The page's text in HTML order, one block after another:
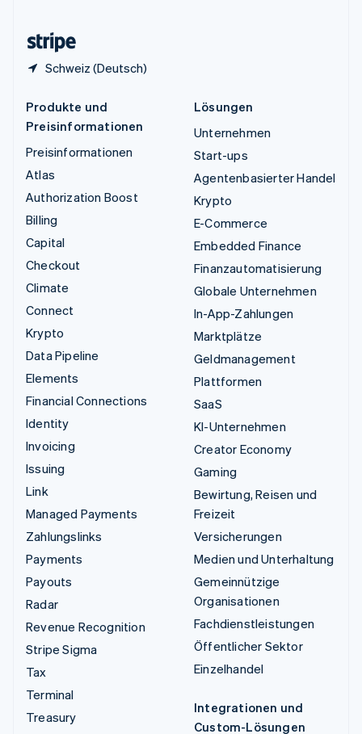
Schweiz (Deutsch)
Produkte und
Preisinformationen
Preisinformationen
Atlas
Authorization Boost
Billing
Capital
Checkout
Climate
Connect
Krypto
Data Pipeline
Elements
Financial Connections
Identity
Invoicing
Issuing
Link
Managed Payments
Zahlungslinks
Payments
Payouts
Radar
Revenue Recognition
Stripe Sigma
Tax
Terminal
Treasury
Lösungen
Unternehmen
Start-ups
Agentenbasierter Handel
Krypto
E-Commerce
Embedded Finance
Finanzautomatisierung
Globale Unternehmen
In-App-Zahlungen
Marktplätze
Geldmanagement
Plattformen
SaaS
KI-Unternehmen
Creator Economy
Gaming
Bewirtung, Reisen und
Freizeit
Versicherungen
Medien und Unterhaltung
Gemeinnützige
Organisationen
Fachdienstleistungen
Öffentlicher Sektor
Einzelhandel
Integrationen und
Custom-Lösungen